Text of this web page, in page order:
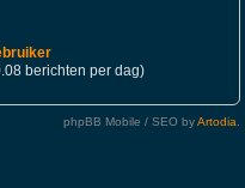
berichten per dag)
phpBB Mobile / SEO byArtodia